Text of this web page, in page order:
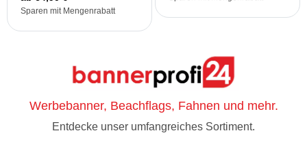
Sparen mit Mengenrabatt
Werbebanner, Beachflags, Fahnen und mehr.
Entdecke unser umfangreiches Sortiment.